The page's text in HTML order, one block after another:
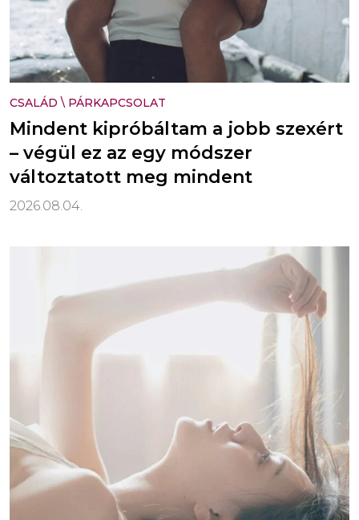
CSALÁD \ PÁRKAPCSOLAT
Mindent kipróbáltam a jobb szexért
– végül ez az egy módszer
változtatott meg mindent
2026.08.04.